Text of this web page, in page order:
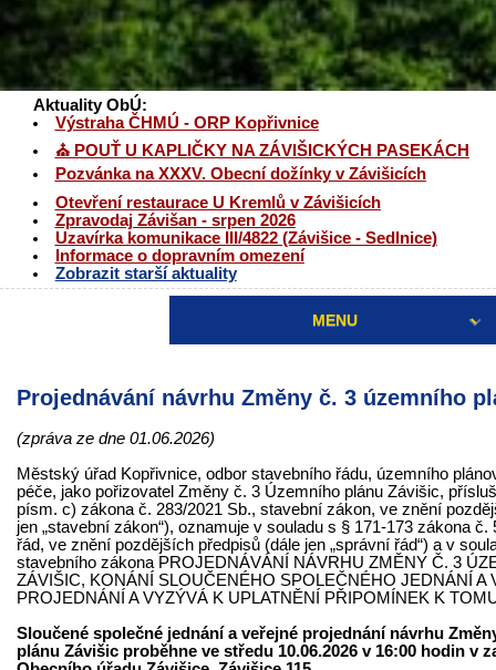
Aktuality ObÚ:
Výstraha ČHMÚ - ORP Kopřivnice
⛪ POUŤ U KAPLIČKY NA ZÁVIŠICKÝCH PASEKÁCH
Pozvánka na XXXV. Obecní dožínky v Závišicích
Otevření restaurace U Kremlů v Závišicích
Zpravodaj Závišan - srpen 2026
Uzavírka komunikace III/4822 (Závišice - Sedlnice)
Informace o dopravním omezení
Zobrazit starší aktuality
MENU
Projednávání návrhu Změny č. 3 územního
(zpráva ze dne 01.06.2026)
Městský úřad Kopřivnice, odbor stavebního řádu, územního
péče, jako pořizovatel Změny č. 3 Územního plánu Závišic,
písm. c) zákona č. 283/2021 Sb., stavební zákon, ve znění
jen „stavební zákon“), oznamuje v souladu s § 171-173 zákona
řád, ve znění pozdějších předpisů (dále jen „správní řád“) a v
stavebního zákona PROJEDNÁVÁNÍ NÁVRHU ZMĚNY Č. 3
ZÁVIŠIC, KONÁNÍ SLOUČENÉHO SPOLEČNÉHO JEDNÁNÍ A
PROJEDNÁNÍ A VYZÝVÁ K UPLATNĚNÍ PŘIPOMÍNEK K
Sloučené společné jednání a veřejné projednání návrhu
plánu Závišic proběhne ve středu 10.06.2026 v 16:00 hodin v